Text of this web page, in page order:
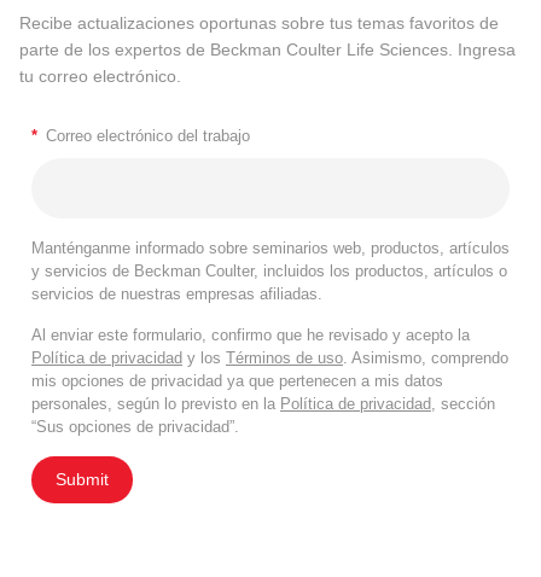
Recibe actualizaciones oportunas sobre tus temas favoritos de
parte de los expertos de Beckman Coulter Life Sciences. Ingresa
tu correo electrónico.
* Correo electrónico del trabajo
Manténganme informado sobre seminarios web, productos, artículos
y servicios de Beckman Coulter, incluidos los productos, artículos o
servicios de nuestras empresas afiliadas.
Al enviar este formulario, confirmo que he revisado y acepto la
Política de privacidad y los Términos de uso . Asimismo, comprendo
mis opciones de privacidad ya que pertenecen a mis datos
personales, según lo previsto en la Política de privacidad , sección
“Sus opciones de privacidad”.
Submit